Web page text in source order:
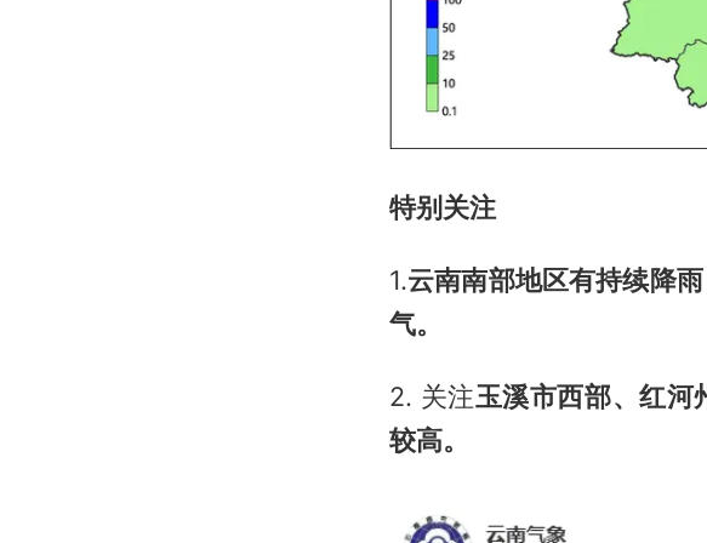
特别关注
1.云南南部地区有持续降
气。
2. 关注玉溪市西部、红河
较高。